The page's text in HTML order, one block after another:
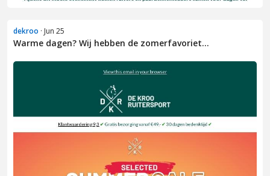
dekroo · Jun 25
Warme dagen? Wij hebben de zomerfavoriet...